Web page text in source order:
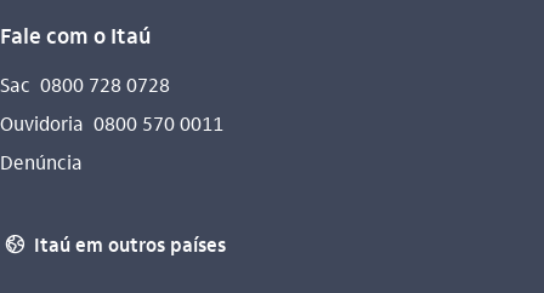
Fale com o Itaú
Sac 0800 728 0728
Ouvidoria 0800 570 0011
Denúncia
globo_outline Itaú em outros países